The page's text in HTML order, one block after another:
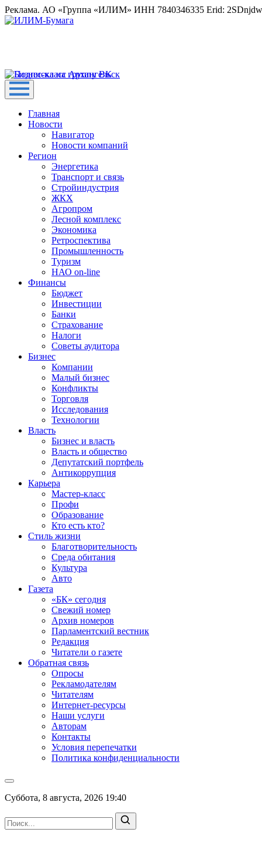
Реклама. АО «Группа «ИЛИМ» ИНН 7840346335 Erid:
Главная
Новости
Навигатор
Новости компаний
Регион
Энергетика
Транспорт и связь
Стройиндустрия
ЖКХ
Агропром
Лесной комплекс
Экономика
Ретроспектива
Промышленность
Туризм
НАО on-line
Финансы
Бюджет
Инвестиции
Банки
Страхование
Налоги
Советы аудитора
Бизнес
Компании
Малый бизнес
Конфликты
Торговля
Исследования
Технологии
Власть
Бизнес и власть
Власть и общество
Депутатский портфель
Антикоррупция
Карьера
Мастер-класс
Профи
Образование
Кто есть кто?
Стиль жизни
Благотворительность
Среда обитания
Культура
Авто
Газета
«БК» сегодня
Свежий номер
Архив номеров
Парламентский вестник
Редакция
Читатели о газете
Обратная связь
Опросы
Рекламодателям
Читателям
Интернет-ресурсы
Наши услуги
Авторам
Контакты
Условия перепечатки
Политика конфиденциальности
Суббота, 8 августа, 2026 19:40